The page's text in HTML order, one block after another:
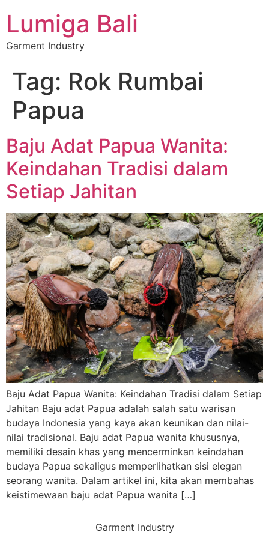
Lumiga Bali
Garment Industry
Tag: Rok Rumbai
Papua
Baju Adat Papua Wanita:
Keindahan Tradisi dalam
Setiap Jahitan
Baju Adat Papua Wanita: Keindahan Tradisi dalam Setiap
Jahitan Baju adat Papua adalah salah satu warisan
budaya Indonesia yang kaya akan keunikan dan nilai-
nilai tradisional. Baju adat Papua wanita khususnya,
memiliki desain khas yang mencerminkan keindahan
budaya Papua sekaligus memperlihatkan sisi elegan
seorang wanita. Dalam artikel ini, kita akan membahas
keistimewaan baju adat Papua wanita […]
Garment Industry